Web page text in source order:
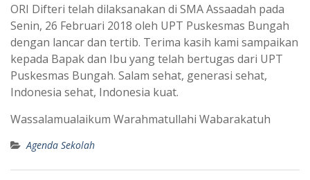
ORI Difteri telah dilaksanakan di SMA Assaadah pada
Senin, 26 Februari 2018 oleh UPT Puskesmas Bungah
dengan lancar dan tertib. Terima kasih kami sampaikan
kepada Bapak dan Ibu yang telah bertugas dari UPT
Puskesmas Bungah. Salam sehat, generasi sehat,
Indonesia sehat, Indonesia kuat.
Wassalamualaikum Warahmatullahi Wabarakatuh
Agenda Sekolah